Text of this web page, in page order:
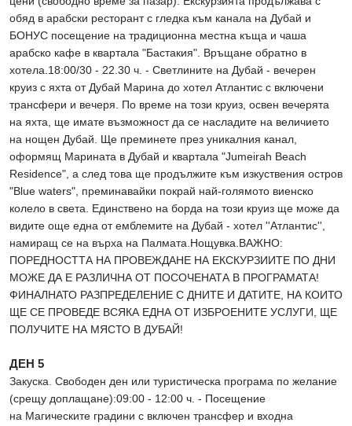
обяд в арабски ресторант с гледка към канала на Дубай и
БОНУС посещение на традиционна местна къща и чаша
арабско кафе в квартала "Бастакия". Връщане обратно в
хотела.18:00/30 - 22.30 ч. - Светлините на Дубай - вечерен
круиз с яхта от Дубай Марина до хотел Атлантис с включени
трансфери и вечеря. По време на този круиз, освен вечерята
на яхта, ще имате възможност да се насладите на величието
на нощен Дубай. Ще преминете през уникалния канал,
оформящ Марината в Дубай и квартала "Jumeirah Beach
Residence", а след това ще продължите към изкуствения остров
"Blue waters", преминавайки покрай най-голямото виенско
колело в света. Единствено на борда на този круиз ще може да
видите още една от емблемите на Дубай - хотел ''Атлантис'',
намиращ се на върха на Палмата.Нощувка.ВАЖНО:
ПОРЕДНОСТТА НА ПРОВЕЖДАНЕ НА ЕКСКУРЗИИТЕ ПО ДНИ
МОЖЕ ДА Е РАЗЛИЧНА ОТ ПОСОЧЕНАТА В ПРОГРАМАТА!
ФИНАЛНАТО РАЗПРЕДЕЛЕНИЕ С ДНИТЕ И ДАТИТЕ, НА КОИТО
ЩЕ СЕ ПРОВЕДЕ ВСЯКА ЕДНА ОТ ИЗБРОЕНИТЕ УСЛУГИ, ЩЕ
ПОЛУЧИТЕ НА МЯСТО В ДУБАЙ!
ДЕН 5
Закуска. Свободен ден или туристическа програма по желание
(срещу доплащане):09:00 - 12:00 ч. - Посещение
на Магическите градини с включен трансфер и входна